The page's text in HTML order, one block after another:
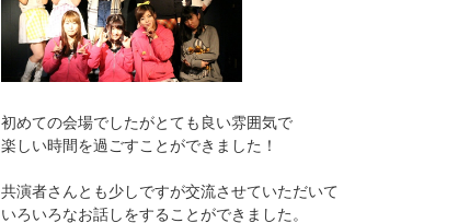
初めての会場でしたがとても良い雰囲気で
楽しい時間を過ごすことができました！
共演者さんとも少しですが交流させていただいて
いろいろなお話しをすることができました。